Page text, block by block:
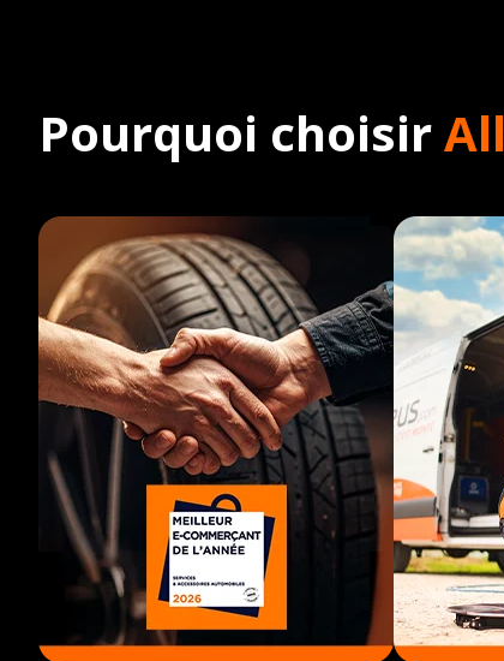
Pourquoi choisir